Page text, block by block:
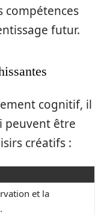
compétences
futur.
cognitif, il
peuvent être
créatifs :
et la